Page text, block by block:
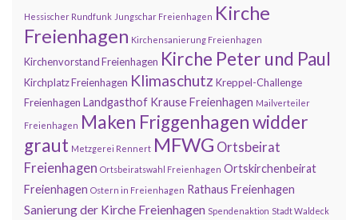
Hessischer Rundfunk Jungschar Freienhagen Kirche
Freienhagen Kirchensanierung Freienhagen
Kirchenvorstand Freienhagen Kirche Peter und Paul
Kirchplatz Freienhagen Klimaschutz Kreppel-Challenge
Freienhagen Landgasthof Krause Freienhagen Mailverteiler
Freienhagen Maken Friggenhagen widder
graut Metzgerei Rennert MFWG Ortsbeirat
Freienhagen Ortsbeiratswahl Freienhagen Ortskirchenbeirat
Freienhagen Ostern in Freienhagen Rathaus Freienhagen
Sanierung der Kirche Freienhagen Spendenaktion Stadt Waldeck